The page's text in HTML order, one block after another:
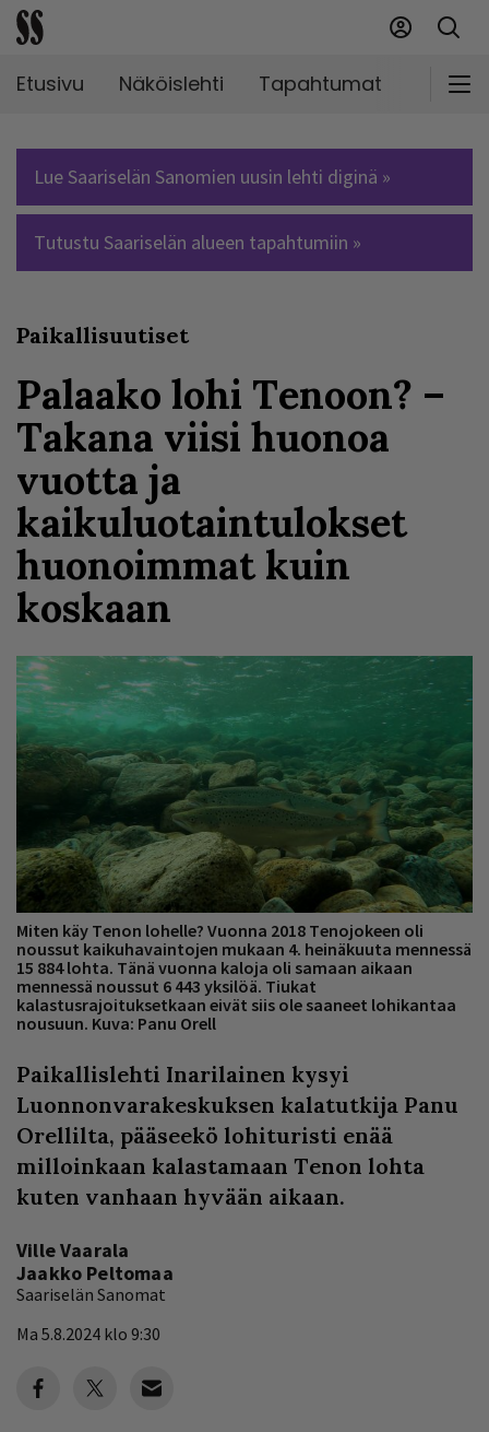
Etusivu Näköislehti Tapahtumat
Lue Saariselän Sanomien uusin lehti diginä »
Tutustu Saariselän alueen tapahtumiin »
Paikallisuutiset
Palaako lohi Tenoon? –
Takana viisi huonoa
vuotta ja
kaikuluotaintulokset
huonoimmat kuin
koskaan
Miten käy Tenon lohelle? Vuonna 2018 Tenojokeen oli
noussut kaikuhavaintojen mukaan 4. heinäkuuta mennessä
15 884 lohta. Tänä vuonna kaloja oli samaan aikaan
mennessä noussut 6 443 yksilöä. Tiukat
kalastusrajoituksetkaan eivät siis ole saaneet lohikantaa
nousuun. Kuva: Panu Orell
Paikallislehti Inarilainen kysyi
Luonnonvarakeskuksen kalatutkija Panu
Orellilta, pääseekö lohituristi enää
milloinkaan kalastamaan Tenon lohta
kuten vanhaan hyvään aikaan.
Ville Vaarala
Jaakko Peltomaa
Saariselän Sanomat
Ma 5.8.2024 klo 9:30